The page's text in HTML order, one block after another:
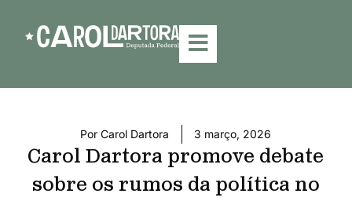
Por Carol Dartora 3 março, 2026
Carol Dartora promove debate
sobre os rumos da política no